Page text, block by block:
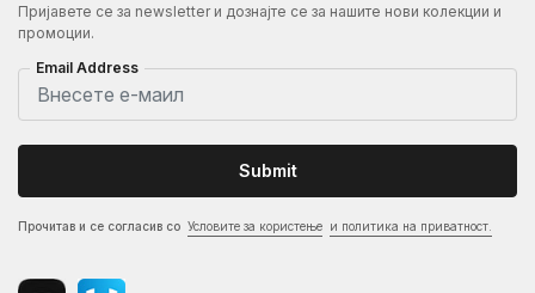
Пријавете се за newsletter и дознајте се за нашите нови колекции и
промоции.
Email Address
Submit
Прочитав и се согласив со Условите за користење и политика на приватност.